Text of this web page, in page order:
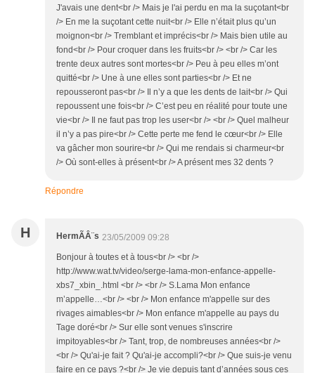
J'avais une dent<br /> Mais je l'ai perdu en ma la suçotant<br
/> En me la suçotant cette nuit<br /> Elle n’était plus qu’un
moignon<br /> Tremblant et imprécis<br /> Mais bien utile au
fond<br /> Pour croquer dans les fruits<br /> <br /> Car les
trente deux autres sont mortes<br /> Peu à peu elles m’ont
quitté<br /> Une à une elles sont parties<br /> Et ne
repousseront pas<br /> Il n’y a que les dents de lait<br /> Qui
repoussent une fois<br /> C’est peu en réalité pour toute une
vie<br /> Il ne faut pas trop les user<br /> <br /> Quel malheur
il n’y a pas pire<br /> Cette perte me fend le cœur<br /> Elle
va gâcher mon sourire<br /> Qui me rendais si charmeur<br
/> Où sont-elles à présent<br /> A présent mes 32 dents ?
Répondre
H HermÃÂ¨s 23/05/2009 09:28
Bonjour à toutes et à tous<br /> <br />
http://www.wat.tv/video/serge-lama-mon-enfance-appelle-
xbs7_xbin_.html <br /> <br /> S.Lama Mon enfance
m’appelle…<br /> <br /> Mon enfance m'appelle sur des
rivages aimables<br /> Mon enfance m'appelle au pays du
Tage doré<br /> Sur elle sont venues s'inscrire
impitoyables<br /> Tant, trop, de nombreuses années<br />
<br /> Qu'ai-je fait ? Qu'ai-je accompli?<br /> Que suis-je venu
faire en ce pays ?<br /> Je vie depuis tant d’années sous ces